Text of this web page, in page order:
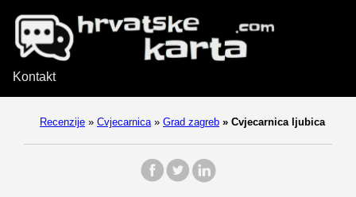
Kontakt
Recenzije » Cvjecarnica » Grad zagreb » Cvjecarnica ljubica